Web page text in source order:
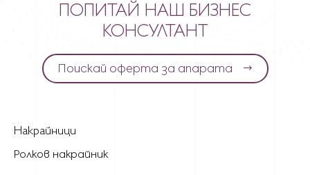
ПОПИТАЙ НАШ БИЗНЕС
КОНСУЛТАНТ
Поискай оферта за апарата
Накрайници
Ролков накрайник